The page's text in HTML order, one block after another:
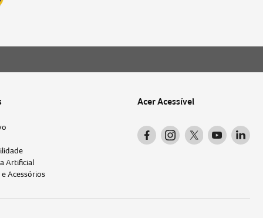
Artificial
Acessórios
Acer Acessível